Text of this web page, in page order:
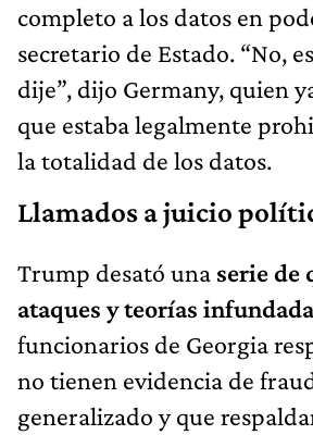
completo a los datos en
secretario de Estado. “No,
dije”, dijo Germany, quien
que estaba legalmente
la totalidad de los datos.
Llamados a juicio
Trump desató una serie de
ataques y teorías
funcionarios de Georgia
no tienen evidencia de
generalizado y que